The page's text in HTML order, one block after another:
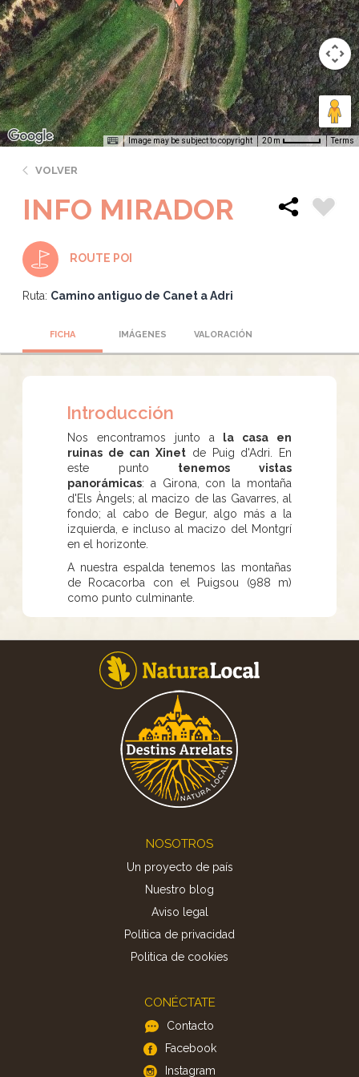
Image may be subject to copyright 20 m Terms
VOLVER
INFO MIRADOR
ROUTE POI
Ruta: Camino antiguo de Canet a Adri
FICHA IMÁGENES VALORACIÓN
Introducción
Nos encontramos junto a
la casa en
ruinas de can Xinet de Puig d'Adri. En
este punto tenemos vistas
panorámicas: a Girona, con la montaña
d'Els Àngels; al macizo de las Gavarres, al
fondo; al cabo de Begur, algo más a la
izquierda, e incluso al macizo del Montgrí
en el horizonte.
A nuestra espalda tenemos las montañas
de Rocacorba con el Puigsou (988 m)
como punto culminante.
NOSOTROS
Un proyecto de país
Nuestro blog
Aviso legal
Política de privacidad
Politica de cookies
CONÉCTATE
Contacto
Facebook
Instagram